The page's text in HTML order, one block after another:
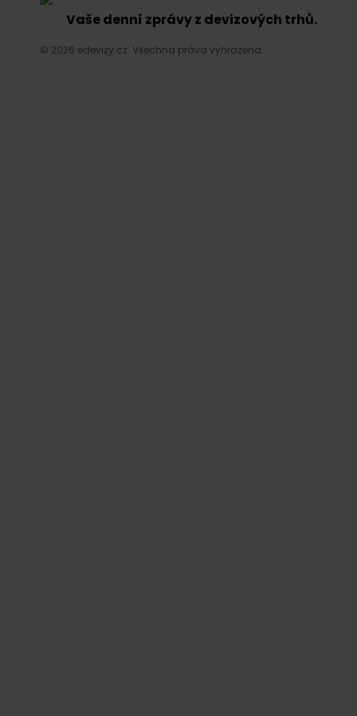
Vaše denní zprávy z devizových trhů.
© 2026 edevizy.cz. Všechna práva vyhrazena.